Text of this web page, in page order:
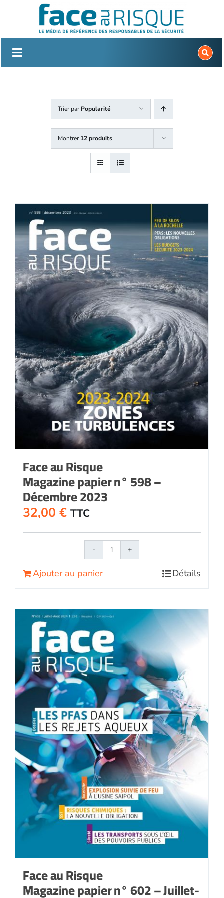
Trier parPopularité
Montrer12 produits
Face au Risque
Magazine papier n° 598 –
Décembre 2023
32,00 € TTC
quantité
papier
598
-
Décembre
2023
Ajouter au panier Détails
Face au Risque
Magazine papier n° 602 – Juillet-